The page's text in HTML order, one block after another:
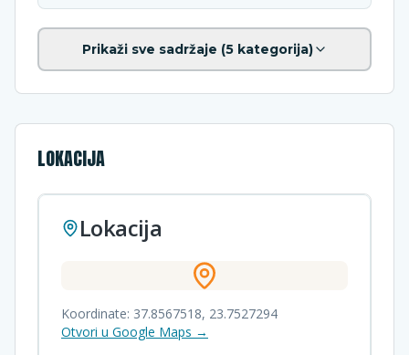
Prikaži sve sadržaje (5kategorija)
LOKACIJA
Lokacija
Koordinate: 37.8567518, 23.7527294
Otvori u Google Maps →